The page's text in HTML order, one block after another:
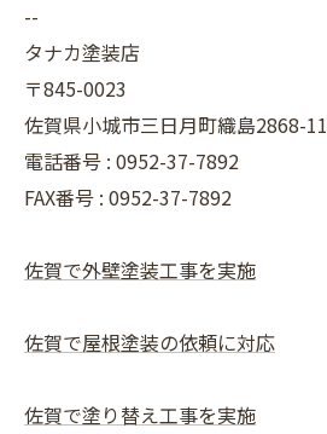
--
タナカ塗装店
〒845-0023
佐賀県小城市三日月町織島2868-11
電話番号 : 0952-37-7892
FAX番号 : 0952-37-7892
佐賀で外壁塗装工事を実施
佐賀で屋根塗装の依頼に対応
佐賀で塗り替え工事を実施